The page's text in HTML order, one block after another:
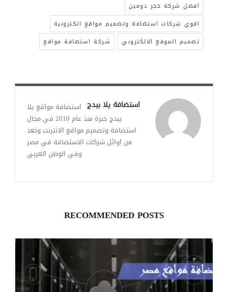
افضل شركة حجز دومين
اقوي شركات استضافة وتصميم مواقع الكترونية
تصميم الموقع الالكتروني
شركة استضافة مواقع
استضافة يلا بيدج استضافة مواقع يلا
بيدج خبرة منذ عام 2010 في مجال
استضافة وتصميم مواقع الانترنت وتعد
من اوائل شركات الاستضافة في مصر
وفي الوطن العربي
RECOMMENDED POSTS